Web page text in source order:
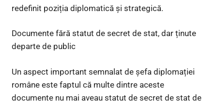
redefinit poziția diplomatică și strategică.
Documente fără statut de secret de stat, dar ținute
departe de public
Un aspect important semnalat de șefa diplomației
române este faptul că multe dintre aceste
documente nu mai aveau statut de secret de stat de